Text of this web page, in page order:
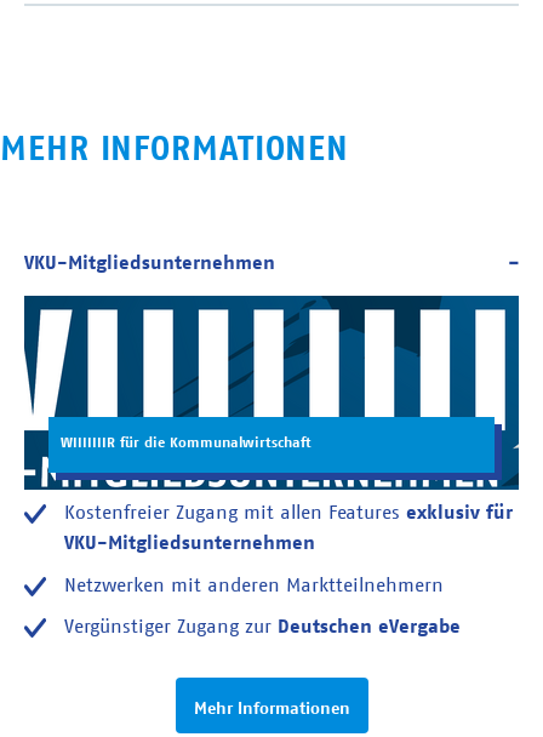
MEHR INFORMATIONEN
WIIIIIIIR für die Kommunalwirtschaft
Kostenfreier Zugang mit allen Features exklusiv für
VKU-Mitgliedsunternehmen
Netzwerken mit anderen Marktteilnehmern
Vergünstiger Zugang zur Deutschen eVergabe
Mehr Informationen